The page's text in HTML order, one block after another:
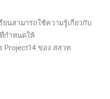
นสามารถใช้ความรู้เกี่ยวกับ
กำหนดให้
ของ สสวท.